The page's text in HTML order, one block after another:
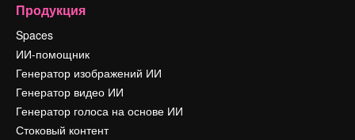
Продукция
Spaces
ИИ-помощник
Генератор изображений ИИ
Генератор видео ИИ
Генератор голоса на основе ИИ
Стоковый контент